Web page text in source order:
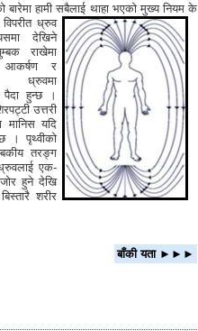
बारेमा हामी सबैलाई थाहा भएकोमुख्य नियम के
ध्रुव
देखिने
राखेमा
आकर्षण र
ध्रुवमा
पैदा हुन्छ ।
उत्तरी
यदि
। पृथ्वीको
तरङ्ग
एक-
हुने देखि
शरीर
बाँकी यता ►►►